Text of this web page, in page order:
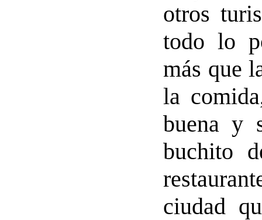
otros
todo lo
más que
la
buena y
buchito
ciudad